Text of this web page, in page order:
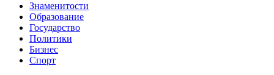
Знаменитости
Образование
Государство
Политики
Бизнес
Спорт